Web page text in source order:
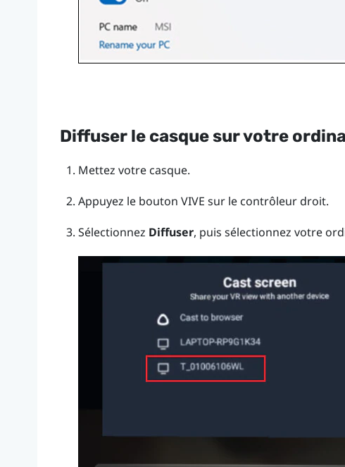
Diffuser le casque sur votre
Mettez votre casque.
Appuyez le bouton VIVE sur le contrôleur droit.
Sélectionnez Diffuser, puis sélectionnez votre